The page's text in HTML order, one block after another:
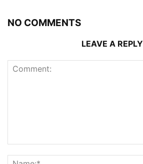
NO COMMENTS
LEAVE A REPLY